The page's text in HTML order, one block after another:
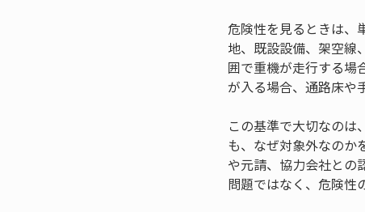
危険性を見るときは、
地、既設設備、架空線
囲で重機が走行する場
が入る場合、通路床や
この基準で大切なのは
も、なぜ対象外なのか
や元請、協力会社との
問題ではなく、危険性